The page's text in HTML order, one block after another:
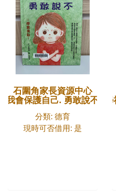
石圍角家長資源中心
我會保護自己. 勇敢說不
分類: 德育
現時可否借用: 是
小學生必